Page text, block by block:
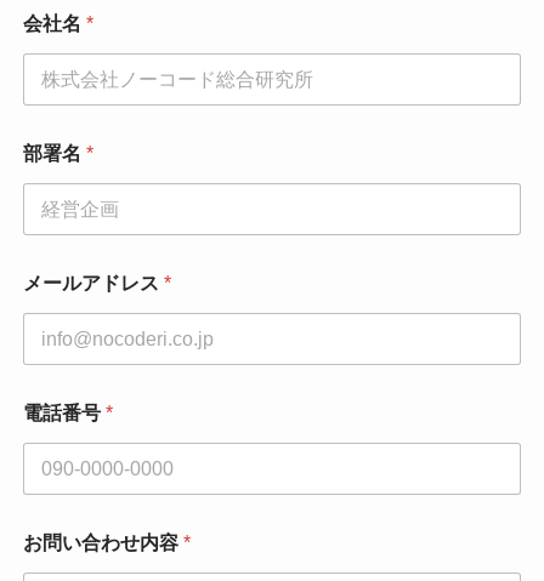
話
番
ル
ア
ド
ス
会社名 *
部署名 *
メールアドレス *
電話番号 *
お問い合わせ内容 *